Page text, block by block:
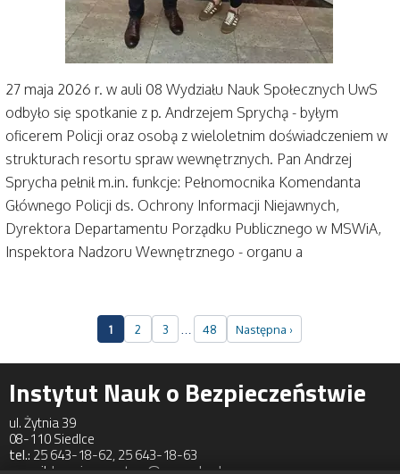
27 maja 2026 r. w auli 08 Wydziału Nauk Społecznych UwS
odbyło się spotkanie z p. Andrzejem Sprychą - byłym
oficerem Policji oraz osobą z wieloletnim doświadczeniem w
strukturach resortu spraw wewnętrznych. Pan Andrzej
Sprycha pełnił m.in. funkcje: Pełnomocnika Komendanta
Głównego Policji ds. Ochrony Informacji Niejawnych,
Dyrektora Departamentu Porządku Publicznego w MSWiA,
Inspektora Nadzoru Wewnętrznego - organu a
1 2 3 48 Następna ›
Instytut Nauk o Bezpieczeństwie
ul. Żytnia 39
08-110 Siedlce
tel.: 25 643-18-62, 25 643-18-63